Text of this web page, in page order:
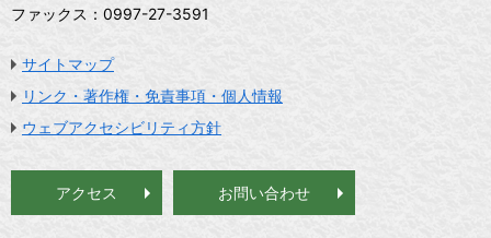
ファックス：0997-27-3591
サイトマップ
リンク・著作権・免責事項・個人情報
ウェブアクセシビリティ方針
アクセス お問い合わせ